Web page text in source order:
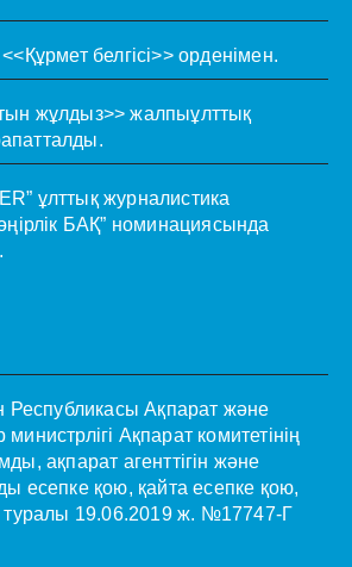
белгісі>> орденімен.
жұлдыз>> жалпыұлттық
ұлттық журналистика
БАҚ” номинациясында
Республикасы Ақпарат және
Ақпарат комитетінің
ақпарат агенттігін және
есепке қою, қайта есепке қою,
туралы 19.06.2019 ж. №17747-Г